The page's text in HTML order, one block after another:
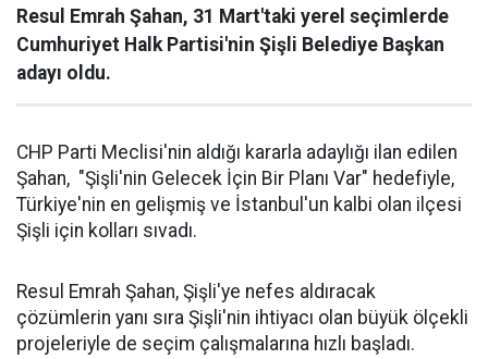
Resul Emrah Şahan, 31 Mart'taki yerel seçimlerde
Cumhuriyet Halk Partisi'nin Şişli Belediye Başkan
adayı oldu.
CHP Parti Meclisi'nin aldığı kararla adaylığı ilan edilen
Şahan, "Şişli'nin Gelecek İçin Bir Planı Var" hedefiyle,
Türkiye'nin en gelişmiş ve İstanbul'un kalbi olan ilçesi
Şişli için kolları sıvadı.
Resul Emrah Şahan, Şişli'ye nefes aldıracak
çözümlerin yanı sıra Şişli'nin ihtiyacı olan büyük ölçekli
projeleriyle de seçim çalışmalarına hızlı başladı.